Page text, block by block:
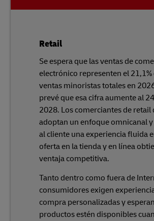
Retail
Se espera que las ventas de
electrónico representen el 21,1%
ventas minoristas totales en
prevé que esa cifra aumente al
2028. Los comerciantes de retail
adoptan un enfoque omnicanal
al cliente una experiencia fluida
oferta en la tienda y en línea
ventaja competitiva.
Tanto dentro como fuera de
consumidores exigen
compra personalizadas y
productos estén disponibles